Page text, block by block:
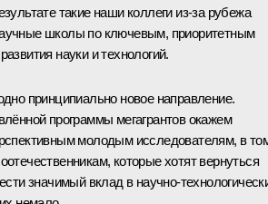
такие наши коллеги из-за рубежа
школы по ключевым, приоритетным
науки и технологий.
принципиально новое направление.
программы мегагрантов окажем
молодым исследователям, в
которые хотят вернуться
значимый вклад в научно-